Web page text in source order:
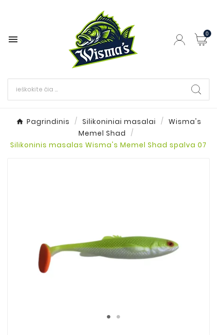
 0
Pagrindinis Silikoniniai masalai
Wisma's
Memel Shad
Silikoninis masalas Wisma's Memel Shad spalva 07